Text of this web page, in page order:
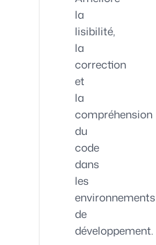
la
lisibilité,
la
correction
et
la
compréhension
du
code
dans
les
environnements
de
développement.